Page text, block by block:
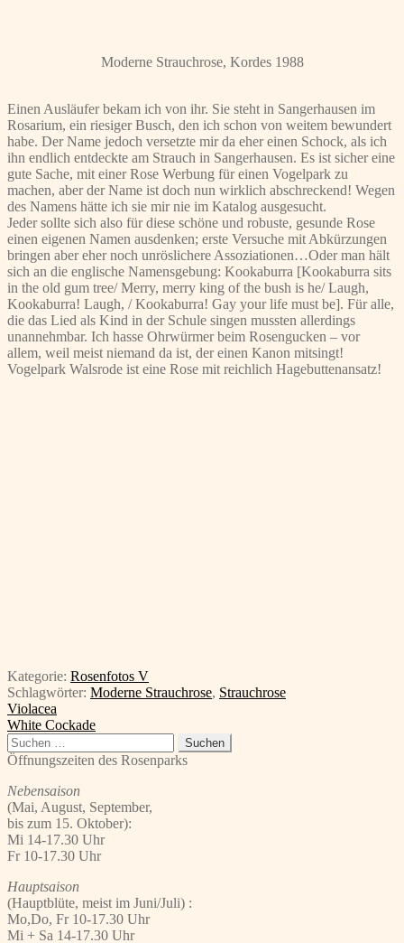
Moderne Strauchrose, Kordes 1988
Einen Ausläufer bekam ich von ihr. Sie steht in Sangerhausen im
Rosarium, ein riesiger Busch, den ich schon von weitem bewundert
habe. Der Name jedoch versetzte mir da eher einen Schock, als ich
ihn endlich entdeckte am Strauch in Sangerhausen. Es ist sicher eine
gute Sache, mit einer Rose Werbung für einen Vogelpark zu
machen, aber der Name ist doch nun wirklich abschreckend! Wegen
des Namens hätte ich sie mir nie im Katalog ausgesucht.
Jeder sollte sich also für diese schöne und robuste, gesunde Rose
einen eigenen Namen ausdenken; erste Versuche mit Abkürzungen
bringen aber eher noch unröslichere Assoziationen…Oder man hält
sich an die englische Namensgebung: Kookaburra [Kookaburra sits
in the old gum tree/ Merry, merry king of the bush is he/ Laugh,
Kookaburra! Laugh, / Kookaburra! Gay your life must be]. Für alle,
die das Lied als Kind in der Schule singen mussten allerdings
unannehmbar. Ich hasse Ohrwürmer beim Rosengucken – vor
allem, weil meist niemand da ist, der einen Kanon mitsingt!
Vogelpark Walsrode ist eine Rose mit reichlich Hagebuttenansatz!
Kategorie: Rosenfotos V
Schlagwörter: Moderne Strauchrose, Strauchrose
Beitragsnavigation
Vorheriger
Beitrag:
Violacea
Nächster
Beitrag:
White Cockade
Suchen
nach:
Öffnungszeiten des Rosenparks
Nebensaison
(Mai, August, September,
bis zum 15. Oktober):
Mi 14-17.30 Uhr
Fr 10-17.30 Uhr
Hauptsaison
(Hauptblüte, meist im Juni/Juli) :
Mo,Do, Fr 10-17.30 Uhr
Mi + Sa 14-17.30 Uhr